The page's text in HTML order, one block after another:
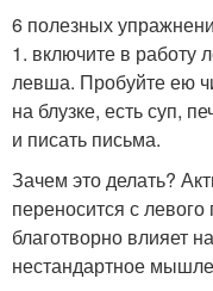
6 полезных
1. включите в работу
левша. Пробуйте ею
на блузке, есть суп,
и писать письма.
Зачем это делать?
переносится с
благотворно влияет
нестандартное